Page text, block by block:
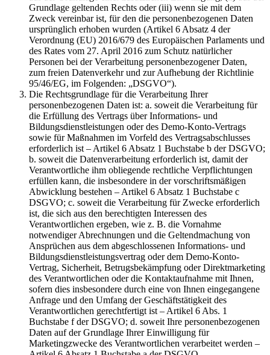
Grundlage geltenden Rechts oder (iii) wenn sie mit dem
Zweck vereinbar ist, für den die personenbezogenen Daten
ursprünglich erhoben wurden (Artikel 6 Absatz 4 der
Verordnung (EU) 2016/679 des Europäischen Parlaments und
des Rates vom 27. April 2016 zum Schutz natürlicher
Personen bei der Verarbeitung personenbezogener Daten,
zum freien Datenverkehr und zur Aufhebung der Richtlinie
95/46/EG, im Folgenden: „DSGVO“).
Die Rechtsgrundlage für die Verarbeitung Ihrer
personenbezogenen Daten ist: a. soweit die Verarbeitung für
die Erfüllung des Vertrags über Informations- und
Bildungsdienstleistungen oder des Demo-Konto-Vertrags
sowie für Maßnahmen im Vorfeld des Vertragsabschlusses
erforderlich ist – Artikel 6 Absatz 1 Buchstabe b der DSGVO;
b. soweit die Datenverarbeitung erforderlich ist, damit der
Verantwortliche ihm obliegende rechtliche Verpflichtungen
erfüllen kann, die insbesondere in der vorschriftsmäßigen
Abwicklung bestehen – Artikel 6 Absatz 1 Buchstabe c
DSGVO; c. soweit die Verarbeitung für Zwecke erforderlich
ist, die sich aus den berechtigten Interessen des
Verantwortlichen ergeben, wie z. B. die Vornahme
notwendiger Abrechnungen und die Geltendmachung von
Ansprüchen aus dem abgeschlossenen Informations- und
Bildungsdienstleistungsvertrag oder dem Demo-Konto-
Vertrag, Sicherheit, Betrugsbekämpfung oder Direktmarketing
des Verantwortlichen oder die Kontaktaufnahme mit Ihnen,
sofern dies insbesondere durch eine von Ihnen eingegangene
Anfrage und den Umfang der Geschäftstätigkeit des
Verantwortlichen gerechtfertigt ist – Artikel 6 Abs. 1
Buchstabe f der DSGVO; d. soweit Ihre personenbezogenen
Daten auf der Grundlage Ihrer Einwilligung für
Marketingzwecke des Verantwortlichen verarbeitet werden –